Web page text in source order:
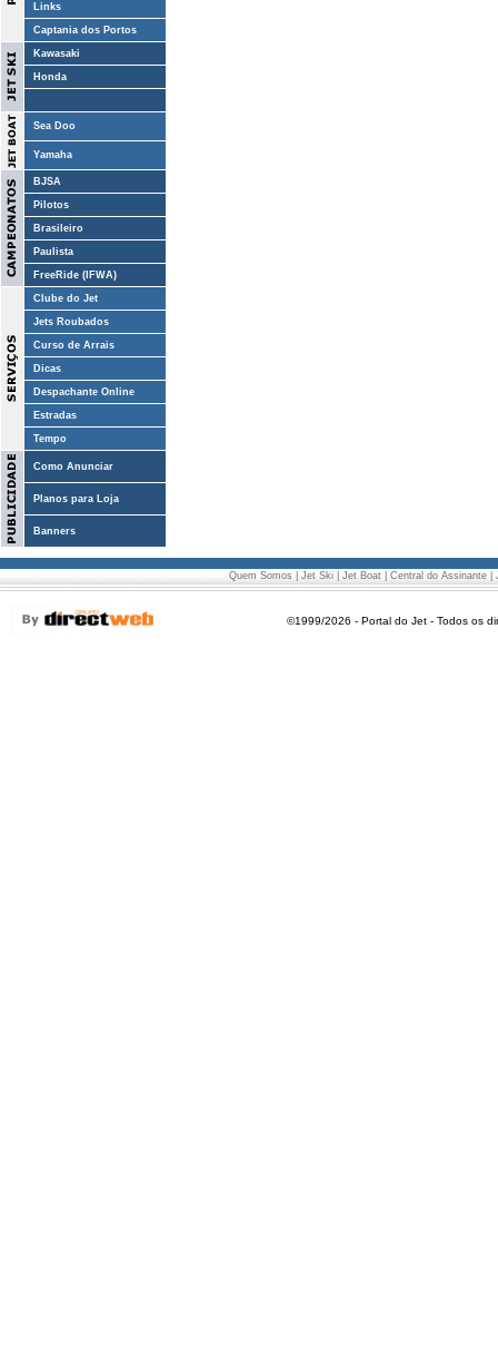
Links
Captania dos Portos
Kawasaki
Honda
Sea Doo
Yamaha
BJSA
Pilotos
Brasileiro
Paulista
FreeRide (IFWA)
Clube do Jet
Jets Roubados
Curso de Arrais
Dicas
Despachante Online
Estradas
Tempo
Como Anunciar
Planos para Loja
Banners
Quem Somos Jet Ski| Jet Boat| Central do Assinante|
©1999/2026 - Portal do Jet - Todos os